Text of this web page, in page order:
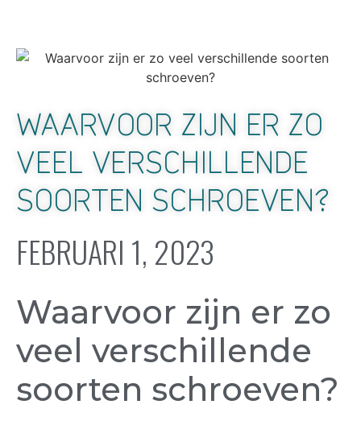
WAARVOOR ZIJN ER ZO
VEEL VERSCHILLENDE
SOORTEN SCHROEVEN?
FEBRUARI 1, 2023
Waarvoor zijn er zo
veel verschillende
soorten schroeven?